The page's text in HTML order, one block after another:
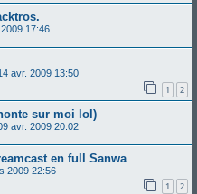
17:46
avr. 2009 13:50
1 2
sur moi lol)
avr. 2009 20:02
en full Sanwa
2009 22:56
1 2